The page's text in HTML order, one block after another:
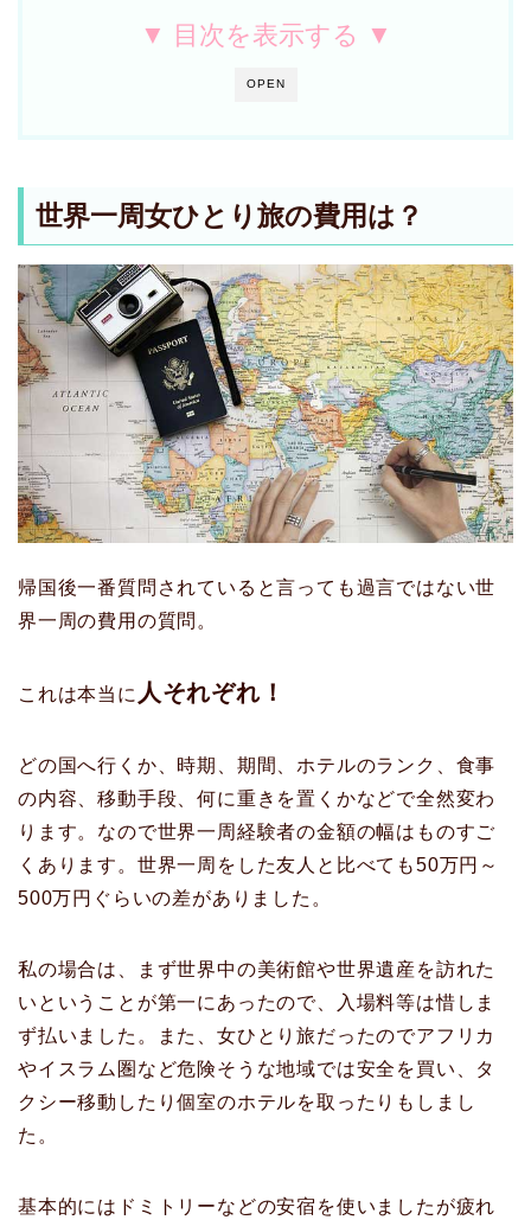
OPEN
▼ 目次を表示する ▼
世界一周女ひとり旅の費用は？
帰国後一番質問されていると言っても過言ではない世
界一周の費用の質問。
これは本当に 人それぞれ！
どの国へ行くか、時期、期間、ホテルのランク、食事
の内容、移動手段、何に重きを置くかなどで全然変わ
ります。なので世界一周経験者の金額の幅はものすご
くあります。世界一周をした友人と比べても50万円～
500万円ぐらいの差がありました。
私の場合は、まず世界中の美術館や世界遺産を訪れた
いということが第一にあったので、入場料等は惜しま
ず払いました。また、女ひとり旅だったのでアフリカ
やイスラム圏など危険そうな地域では安全を買い、タ
クシー移動したり個室のホテルを取ったりもしまし
た。
基本的にはドミトリーなどの安宿を使いましたが疲れ